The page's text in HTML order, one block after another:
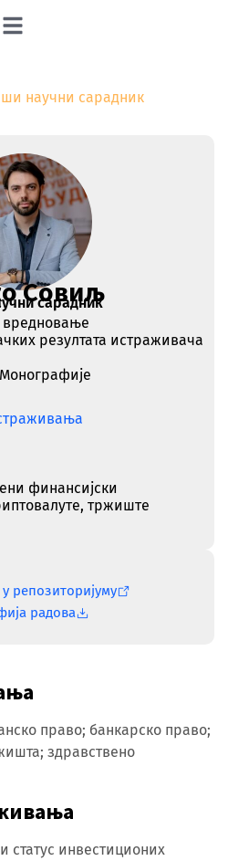
научни сарадник
Совиљ
сарадник
вредновање
резултата истраживача
финансијски
, тржиште
репозиторијуму
радова
право; банкарско право;
здравствено
статус инвестиционих